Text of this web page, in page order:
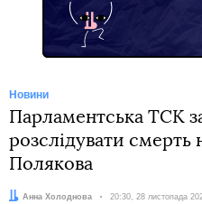
Новини
Парламентська ТСК
розслідувати смерть
Полякова
Автор:
Анна Холоднова Дата:
20:30, 28 листопада